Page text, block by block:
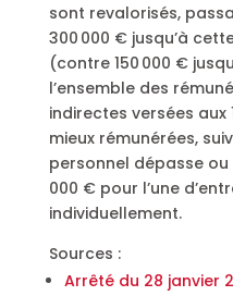
sont revalorisés,
300 000 € jusqu’à
(contre 150 000 €
l’ensemble des
indirectes versées aux
mieux rémunérées,
personnel dépasse
000 € pour l’une
individuellement.
Sources :
Arrêté du 28 janvier